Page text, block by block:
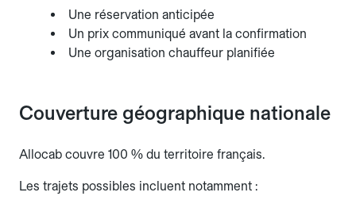
Une réservation anticipée
Un prix communiqué avant la confirmation
Une organisation chauffeur planifiée
Couverture géographique nationale
Allocab couvre 100 % du territoire français.
Les trajets possibles incluent notamment :